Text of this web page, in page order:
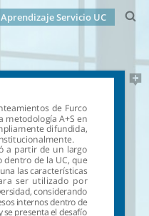
Aprendizaje Servicio UC